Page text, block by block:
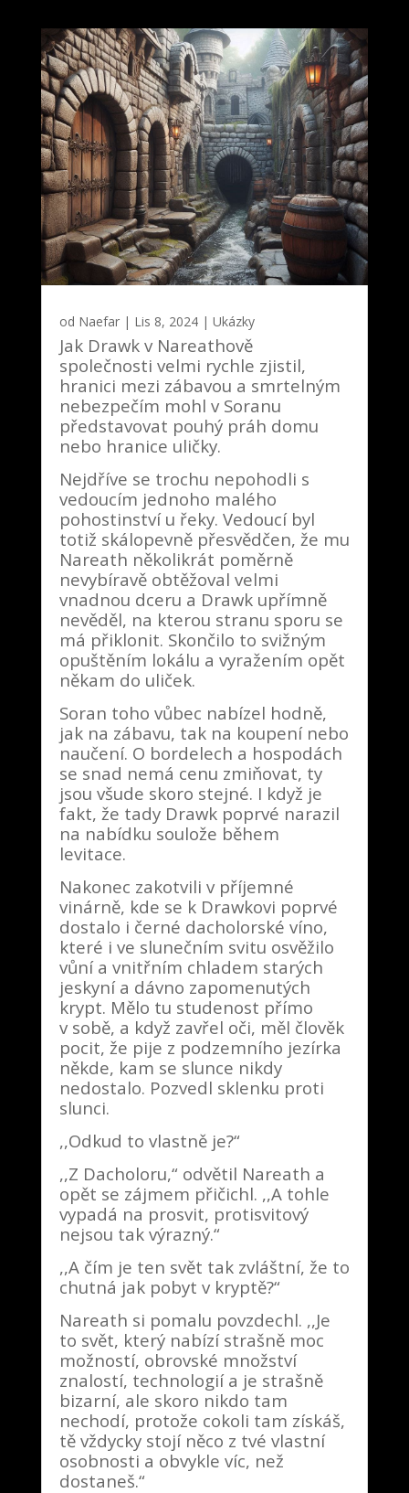
od Naefar| Lis 8, 2024| Ukázky
Jak Drawk v Nareathově
společnosti velmi rychle zjistil,
hranici mezi zábavou a smrtelným
nebezpečím mohl v Soranu
představovat pouhý práh domu
nebo hranice uličky.
Nejdříve se trochu nepohodli s
vedoucím jednoho malého
pohostinství u řeky. Vedoucí byl
totiž skálopevně přesvědčen, že mu
Nareath několikrát poměrně
nevybíravě obtěžoval velmi
vnadnou dceru a Drawk upřímně
nevěděl, na kterou stranu sporu se
má přiklonit. Skončilo to svižným
opuštěním lokálu a vyražením opět
někam do uliček.
Soran toho vůbec nabízel hodně,
jak na zábavu, tak na koupení nebo
naučení. O bordelech a hospodách
se snad nemá cenu zmiňovat, ty
jsou všude skoro stejné. I když je
fakt, že tady Drawk poprvé narazil
na nabídku soulože během
levitace.
Nakonec zakotvili v příjemné
vinárně, kde se k Drawkovi poprvé
dostalo i černé dacholorské víno,
které i ve slunečním svitu osvěžilo
vůní a vnitřním chladem starých
jeskyní a dávno zapomenutých
krypt. Mělo tu studenost přímo
v sobě, a když zavřel oči, měl člověk
pocit, že pije z podzemního jezírka
někde, kam se slunce nikdy
nedostalo. Pozvedl sklenku proti
slunci.
,,Odkud to vlastně je?“
,,Z Dacholoru,“ odvětil Nareath a
opět se zájmem přičichl. ,,A tohle
vypadá na prosvit, protisvitový
nejsou tak výrazný.“
,,A čím je ten svět tak zvláštní, že to
chutná jak pobyt v kryptě?“
Nareath si pomalu povzdechl. ,,Je
to svět, který nabízí strašně moc
možností, obrovské množství
znalostí, technologií a je strašně
bizarní, ale skoro nikdo tam
nechodí, protože cokoli tam získáš,
tě vždycky stojí něco z tvé vlastní
osobnosti a obvykle víc, než
dostaneš.“